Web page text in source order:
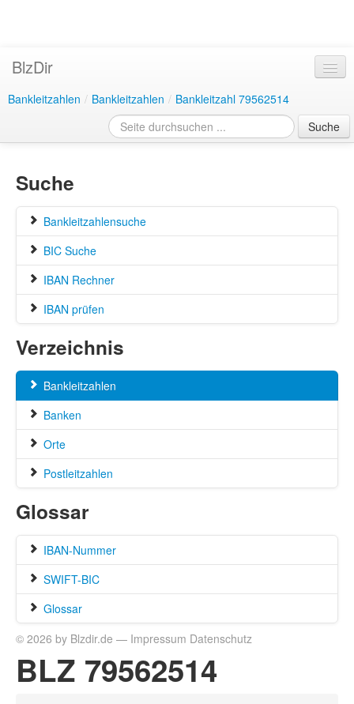
BlzDir
Bankleitzahlen / Bankleitzahlen / Bankleitzahl 79562514
Suche
Suche
Bankleitzahlensuche
BIC Suche
IBAN Rechner
IBAN prüfen
Verzeichnis
Bankleitzahlen
Banken
Orte
Postleitzahlen
Glossar
IBAN-Nummer
SWIFT-BIC
Glossar
© 2026 by Blzdir.de — Impressum Datenschutz
BLZ 79562514